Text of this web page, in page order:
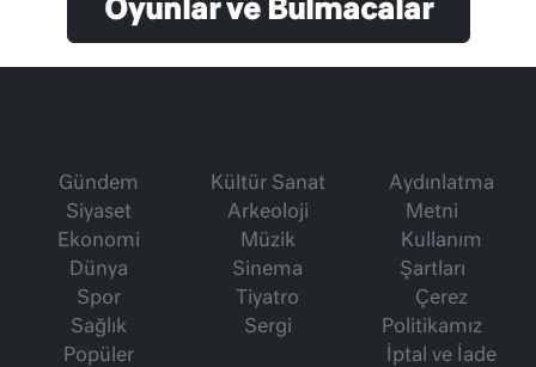
Oyunlar ve Bulmacalar
Gündem
Siyaset
Ekonomi
Dünya
Spor
Sağlık
Popüler
Kültür Sanat
Arkeoloji
Müzik
Sinema
Tiyatro
Sergi
Aydınlatma
Metni
Kullanım
Şartları
Çerez
Politikamız
İptal ve İade